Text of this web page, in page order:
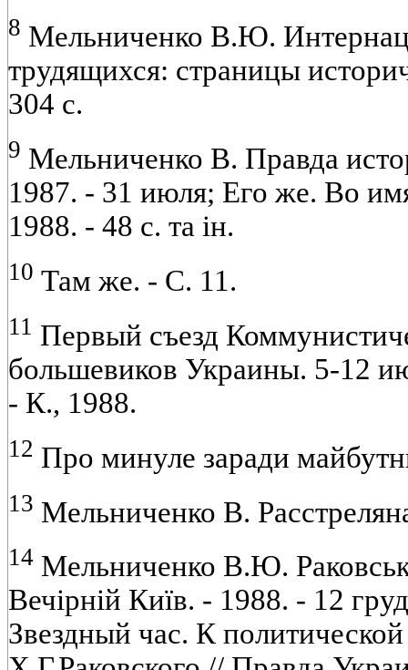
8 Мельниченко B.Ю.
трудящихся: страницы
304 с.
9 Мельниченко В. Правда
1987. - 31 июля; Его же. Во
1988. - 48 с. та iн.
10 Там же. - С. 11.
11 Первый съезд
большевиков Украины. 5-12
- К., 1988.
12 Про минуле заради
13 Мельниченко В.
14 Мельниченко В.Ю.
Вечiрнiй Київ. - 1988. - 12
Звездный час. К